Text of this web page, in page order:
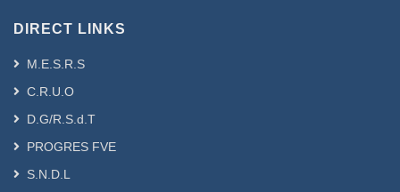
DIRECT LINKS
M.E.S.R.S
C.R.U.O
D.G/R.S.d.T
PROGRES FVE
S.N.D.L